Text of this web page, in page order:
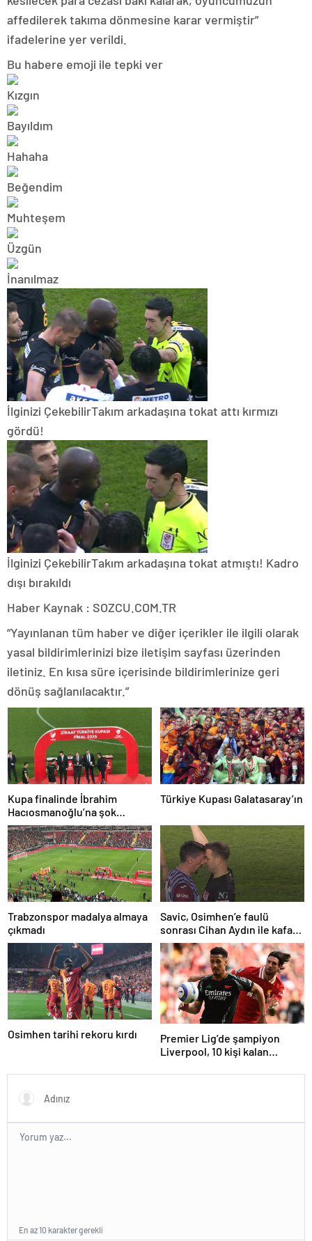
affedilerek takıma dönmesine karar vermiştir”
ifadelerine yer verildi.
Bu habere emoji ile tepki ver
İlginizi ÇekebilirTakım arkadaşına tokat attı kırmızı
gördü!
İlginizi ÇekebilirTakım arkadaşına tokat atmıştı! Kadro
dışı bırakıldı
Haber Kaynak : SOZCU.COM.TR
“Yayınlanan tüm haber ve diğer içerikler ile ilgili olarak
yasal bildirimlerinizi bize iletişim sayfası üzerinden
iletiniz. En kısa süre içerisinde bildirimlerinize geri
dönüş sağlanılacaktır.”
Kupa finalinde İbrahim
Hacıosmanoğlu’na şok
protesto!
Türkiye Kupası Galatasaray’ın
Trabzonspor madalya almaya
çıkmadı
Savic, Osimhen’e faulü
sonrası Cihan Aydın ile kafa
kafaya geldi!
Osimhen tarihi rekoru kırdı
Premier Lig’de şampiyon
Liverpool, 10 kişi kalan
En az 10 karakter gerekli